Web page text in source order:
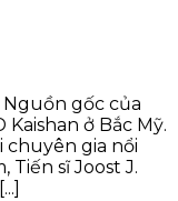
gốc của
ở Bắc Mỹ.
chuyên gia nổi
sĩ Joost J.